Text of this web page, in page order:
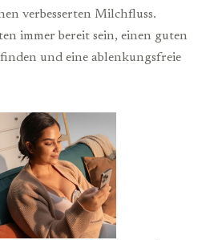
verbesserten Milchfluss.
immer bereit sein, einen guten
und eine ablenkungsfreie